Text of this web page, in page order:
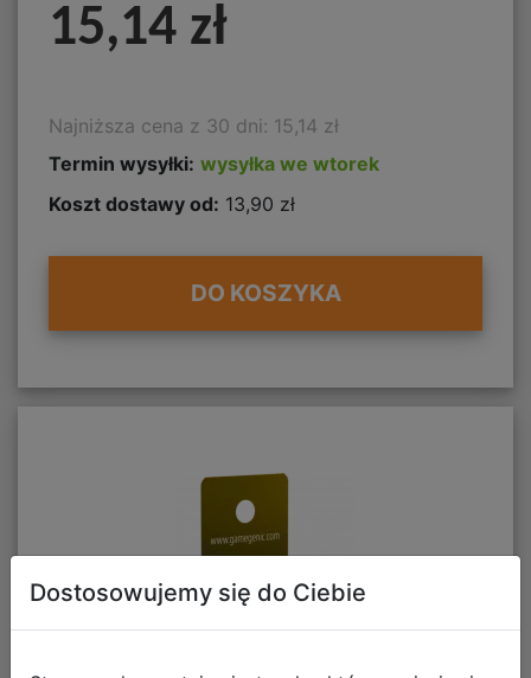
15,14 zł
Najniższa cena z 30 dni: 15,14 zł
Termin wysyłki: wysyłka we wtorek
Koszt dostawy od: 13,90 zł
DO KOSZYKA
Dostosowujemy się do Ciebie